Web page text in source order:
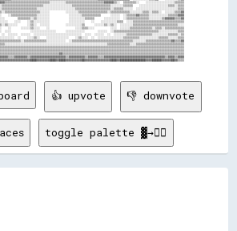
▒▒▒▒▒▒▒▒░░    ░░░░░░░░░░░░░░░░░░▒▒▒▒▒▒
░░░░░░░░▒▒▒▒▒▒▒▒▒▒▒▒▒▒▒▒▒▒░░▒▒▒▒▒▒▒▒▒▒▒▒░░░░░░░░▒▒▒▒░░▒▒▒▒░░  ░░░░░░▒▒▒▒▓▓
░░▒▒▒▒▒▒▒▒▒▒▒▒▒▒▒▒░░░░░░░░            ░░░░░░░░▒▒▒▒▒▒▒▒▒▒▒▒      ░░░░░░  ░░▒▒▒▒▒▒▓▓▒▒▒▒▒▒░░░░░░░░░░░░▒▒▒▒▒▒▓▓▓▓
▒▒▒▒▒▒▒▒░░▒▒░░░░░░░░            ░░░░░░░░░░▒▒▒▒▒▒      ░░░░░░░░░░  ░░▒▒▒▒▒▒▒▒▒▒▒▒▒▒░░░░░░░░▒▒▓▓▓▓▓▓▒▒▒▒▓▓
░░░░    ░░▒▒░░░░░░░░░░            ░░░░░░░░░░    ░░    ░░░░░░░░░░▒▒▒▒  ░░░░▒▒▒▒▒▒▒▒▒▒▒▒▒▒▒▒▒▒▒▒▒▒▒▒▒▒▒▒▒▒▒▒
░░▒▒▒▒▒▒▒▒▒▒▒▒▒▒▒▒▒▒▒▒▒▒▒▒▒▒▒▒▒▒▒▒▒▒▒▒▒▒░░░░░░░░▒▒▒▒▒▒▒▒▒▒▒▒▒▒▒▒▓▓▒▒▒▒▓▓
👍 upvote 👎 downvote
toggle palette ▓→✊🏽